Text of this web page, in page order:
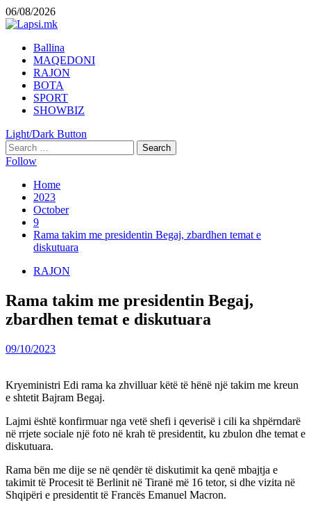
Skip
to
06/08/2026
Primary
Menu
Ballina
MAQEDONI
RAJON
BOTA
SPORT
SHOWBIZ
Light/Dark Button
Search
for:
Follow
Home
2023
October
9
Rama takim me presidentin Begaj, zbardhen temat e
diskutuara
RAJON
Rama takim me presidentin Begaj,
zbardhen temat e diskutuara
09/10/2023
Kryeministri Edi rama ka zhvilluar këtë të hënë një takim me kreun
e shtetit Bajram Begaj.
Lajmi është konfirmuar nga vetë shefi i qeverisë i cili ka shpërndarë
në rrjete sociale një foto në krah të presidentit, ku zbulon dhe temat e
diskutuara.
Rama bën me dije se në qendër të diskutimit ka qenë mbajtja e
takimit të Procesit të Berlinit në Tiranë më 16 tetor, si dhe vizita në
Shqipëri e presidentit të Francës Emanuel Macron.